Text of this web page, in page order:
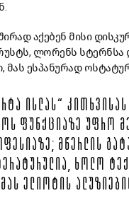
აქებენ მისი
ლორენს სტერნსა
მას ესპანურად
ᲘᲡᲚᲐᲡ“
ᲤᲣᲜᲥᲪᲘᲐᲖᲔ ᲣᲤᲠᲝ
ᲛᲬᲔᲠᲚᲘᲡ
ᲮᲝᲚᲝ
ᲔᲚᲘᲝᲢᲘᲡ